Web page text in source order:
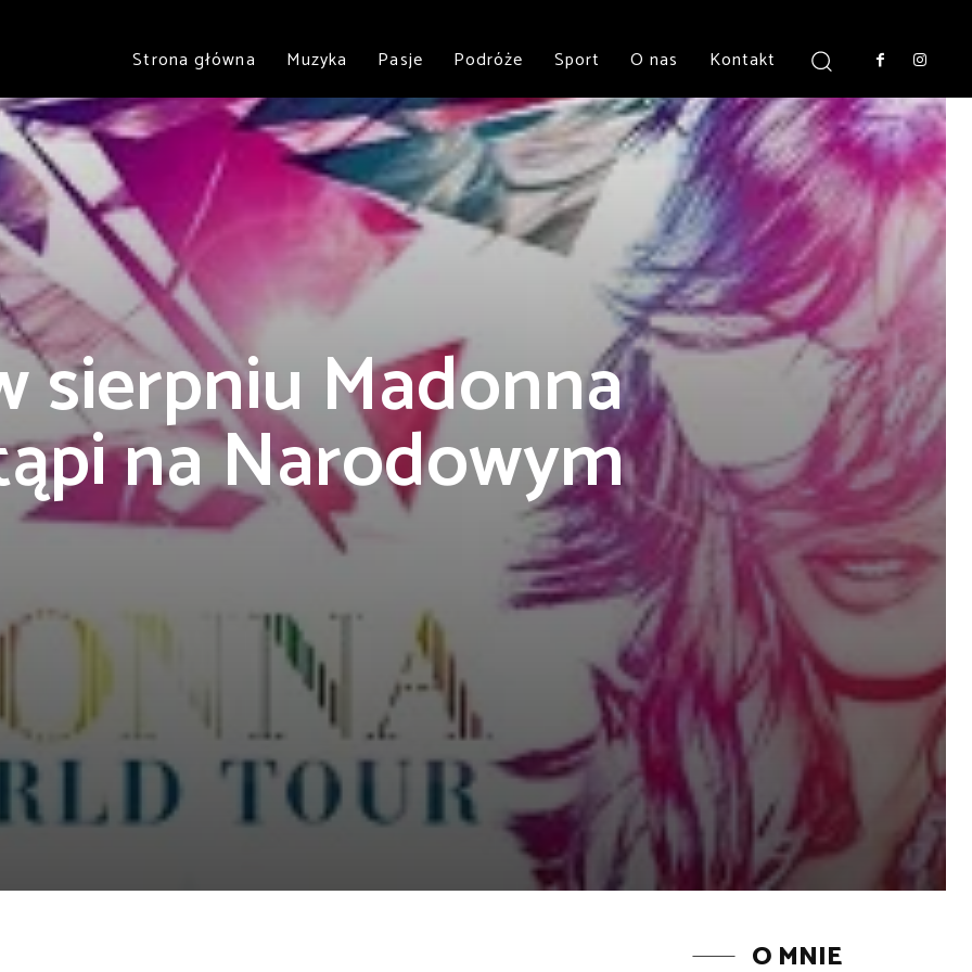
Strona główna Muzyka Pasje Podróże Sport O nas Kontakt
sierpniu Madonna
na Narodowym
O MNIE